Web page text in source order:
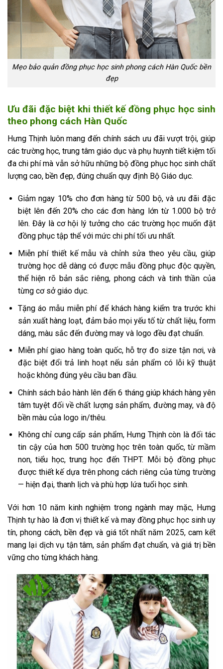
Mẹo bảo quản đồng phục học sinh phong cách Hàn Quốc bền
đẹp
Ưu đãi đặc biệt khi thiết kế đồng phục học sinh
theo phong cách Hàn Quốc
Hưng Thịnh luôn mang đến chính sách ưu đãi vượt trội, giúp
các trường học, trung tâm giáo dục và phụ huynh tiết kiệm tối
đa chi phí mà vẫn sở hữu những bộ đồng phục học sinh chất
lượng cao, bền đẹp, đúng chuẩn quy định Bộ Giáo dục.
Giảm ngay 10% cho đơn hàng từ 500 bộ, và ưu đãi đặc
biệt lên đến 20% cho các đơn hàng lớn từ 1.000 bộ trở
lên. Đây là cơ hội lý tưởng cho các trường học muốn đặt
đồng phục tập thể với mức chi phí tối ưu nhất.
Miễn phí thiết kế mẫu và chỉnh sửa theo yêu cầu, giúp
trường học dễ dàng có được mẫu đồng phục độc quyền,
thể hiện rõ bản sắc riêng, phong cách và tinh thần của
từng cơ sở giáo dục.
Tặng áo mẫu miễn phí để khách hàng kiểm tra trước khi
sản xuất hàng loạt, đảm bảo mọi yếu tố từ chất liệu, form
dáng, màu sắc đến đường may và logo đều đạt chuẩn.
Miễn phí giao hàng toàn quốc, hỗ trợ đo size tận nơi, và
đặc biệt đổi trả linh hoạt nếu sản phẩm có lỗi kỹ thuật
hoặc không đúng yêu cầu ban đầu.
Chính sách bảo hành lên đến 6 tháng giúp khách hàng yên
tâm tuyệt đối về chất lượng sản phẩm, đường may, và độ
bền màu của logo in/thêu.
Không chỉ cung cấp sản phẩm, Hưng Thịnh còn là đối tác
tin cậy của hơn 500 trường học trên toàn quốc, từ mầm
non, tiểu học, trung học đến THPT. Mỗi bộ đồng phục
được thiết kế dựa trên phong cách riêng của từng trường
— hiện đại, thanh lịch và phù hợp lứa tuổi học sinh.
Với hơn 10 năm kinh nghiệm trong ngành may mặc, Hưng
Thịnh tự hào là đơn vị thiết kế và may đồng phục học sinh uy
tín, phong cách, bền đẹp và giá tốt nhất năm 2025, cam kết
mang lại dịch vụ tận tâm, sản phẩm đạt chuẩn, và giá trị bền
vững cho từng khách hàng.